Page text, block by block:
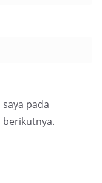
pada